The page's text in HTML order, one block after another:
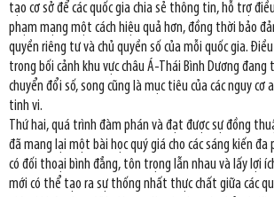
tạo cơ sở để các quốc gia chia sẻ thông tin, hỗ trợ
phạm mạng một cách hiệu quả hơn, đồng thời bảo
quyền riêng tư và chủ quyền số của mỗi quốc gia.
trong bối cảnh khu vực châu Á-Thái Bình Dương
chuyển đổi số, song cũng là mục tiêu của các nguy cơ
tinh vi.
Thứ hai, quá trình đàm phán và đạt được sự đồng
đã mang lại một bài học quý giá cho các sáng kiến đa
có đối thoại bình đẳng, tôn trọng lẫn nhau và lấy lợi
mới có thể tạo ra sự thống nhất thực chất giữa các